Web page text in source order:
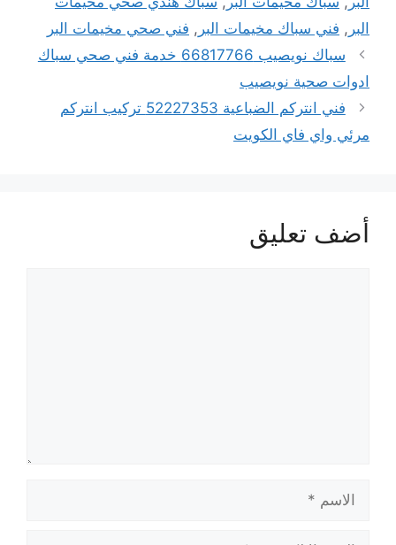
البر , فني سباك مخيمات البر , فني صحي مخيمات البر
سباك نويصيب 66817766 خدمة فني صحي سباك
ادوات صحية نويصيب
فني انتركم الضباعية 52227353 تركيب انتركم
مرئي واي فاي الكويت
أضف تعليق